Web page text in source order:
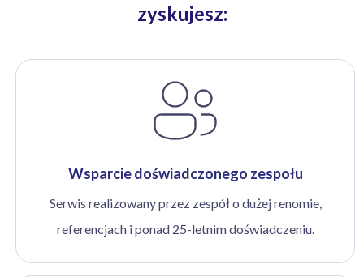
zyskujesz:
Wsparcie doświadczonego zespołu
Serwis realizowany przez zespół o dużej renomie,
referencjach i ponad 25-letnim doświadczeniu.